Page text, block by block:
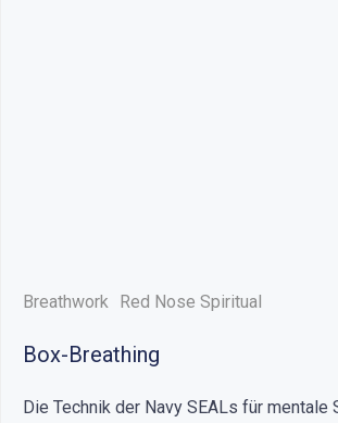
Breathwork Red Nose Spiritual
Box-Breathing
Die Technik der Navy SEALs für mentale